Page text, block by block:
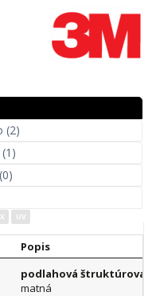
(2)
UV
Popis
podlahová
matná